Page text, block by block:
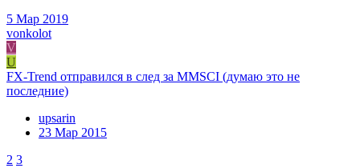
5 Мар 2019
vonkolot
V
U
FX-Trend отправился в след за MMSCI (думаю это не
последние)
upsarin
23 Мар 2015
2 3